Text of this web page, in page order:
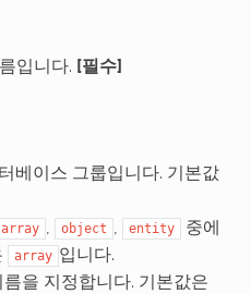
입니다. [필수]
베이스 그룹입니다. 기본값
array , object , entity
중에
array 입니다.
을 지정합니다. 기본값은